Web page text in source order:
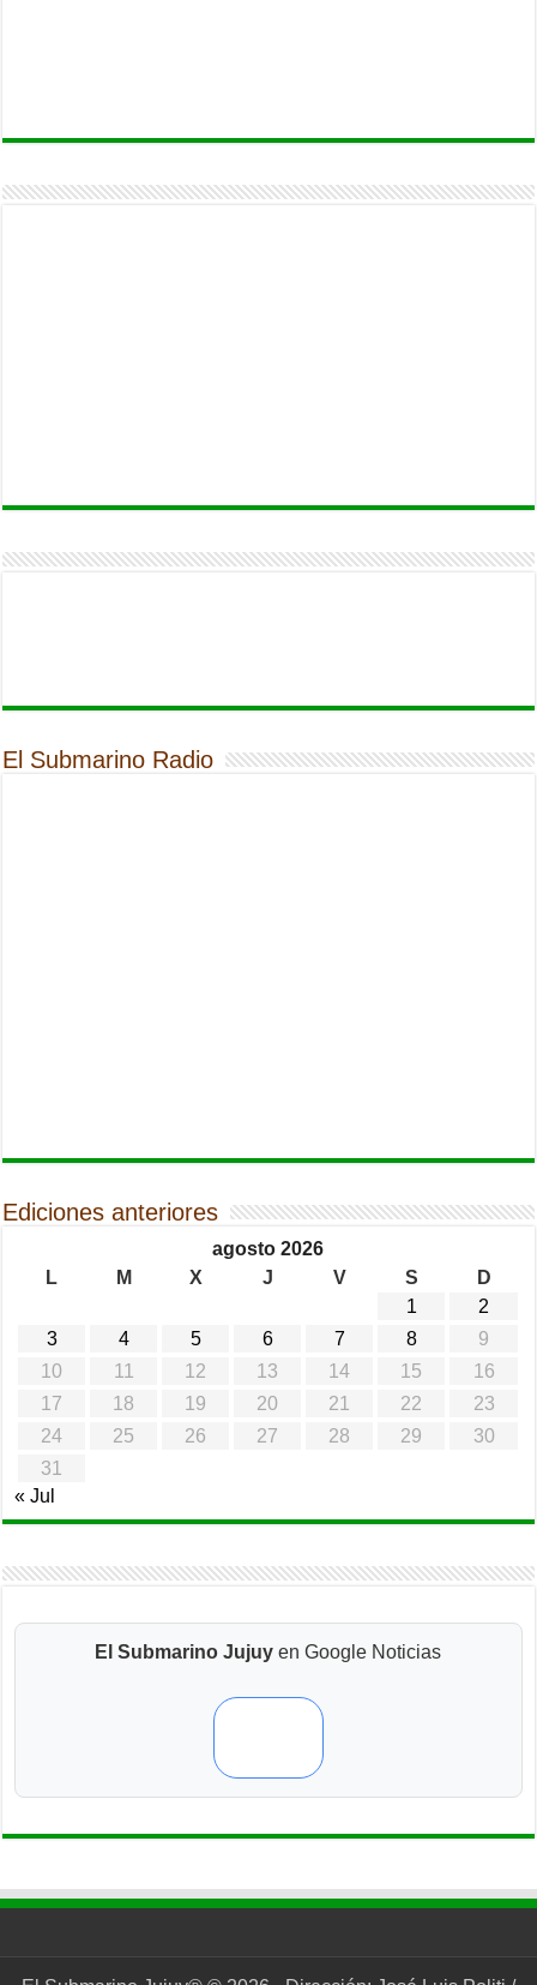
El Submarino Radio
Ediciones anteriores
agosto 2026
L
M X J V S
D
1
2
3
4 5 6 7 8
9
10
11 12 13 14 15
16
17
18 19 20 21 22
23
24
25 26 27 28 29
30
31
« Jul
El Submarino Jujuy en Google Noticias